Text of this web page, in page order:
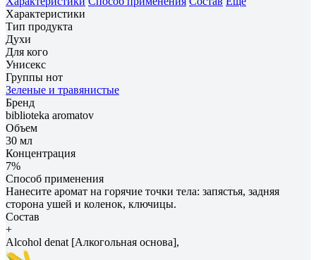
Характеристики
Тип продукта
Духи
Для кого
Унисекс
Группы нот
Зеленые и травянистые
Бренд
biblioteka aromatov
Объем
30 мл
Концентрация
7%
Способ применения
Нанесите аромат на горячие точки тела: запястья, задняя
сторона ушей и коленок, ключицы.
Состав
+
Alcohol denat [Алкогольная основа],